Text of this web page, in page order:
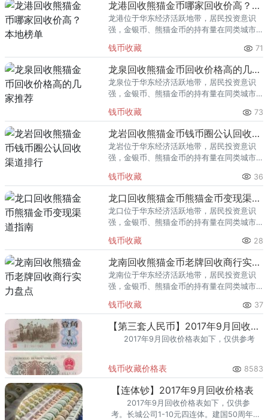
龙港回收熊猫金币哪家回收价高？本地榜单
龙港位于华东经济活跃地带，居民投资意识
强，金银币、熊猫金币的持有量在同类城市
熊猫金币的需求就明显升温，但鱼龙混杂的
回收渠道里，能精准识别版别溢
钱币收藏 71
龙泉回收熊猫金币回收价格高的几家推荐
龙泉位于华东经济活跃地带，居民投资意识
强，金银币、熊猫金币的持有量在同类城市
熊猫金币的需求就明显升温，但鱼龙混杂的
回收渠道里，能精准识别版别溢
钱币收藏 73
龙岩回收熊猫金币钱币圈公认回收渠道排行
龙岩位于华东经济活跃地带，居民投资意识
强，金银币、熊猫金币的持有量在同类城市
熊猫金币的需求就明显升温，但鱼龙混杂的
回收渠道里，能精准识别版别溢
钱币收藏 36
龙口回收熊猫金币熊猫金币变现渠道指南
龙口位于华东经济活跃地带，居民投资意识
强，金银币、熊猫金币的持有量在同类城市
熊猫金币的需求就明显升温，但鱼龙混杂的
回收渠道里，能精准识别版别溢
钱币收藏 28
龙南回收熊猫金币老牌回收商行实力盘点
龙南位于华东经济活跃地带，居民投资意识
强，金银币、熊猫金币的持有量在同类城市
熊猫金币的需求就明显升温，但鱼龙混杂的
回收渠道里，能精准识别版别溢
钱币收藏 37
【第三套人民币】2017年9月回收价格表
2017年9月回收价格表如下，仅供参考
钱币收藏价格表 8583
【连体钞】2017年9月回收价格表
2017年9月回收价格表如下，仅供参
考。长城公司1-10元四连体。建国50周年纪